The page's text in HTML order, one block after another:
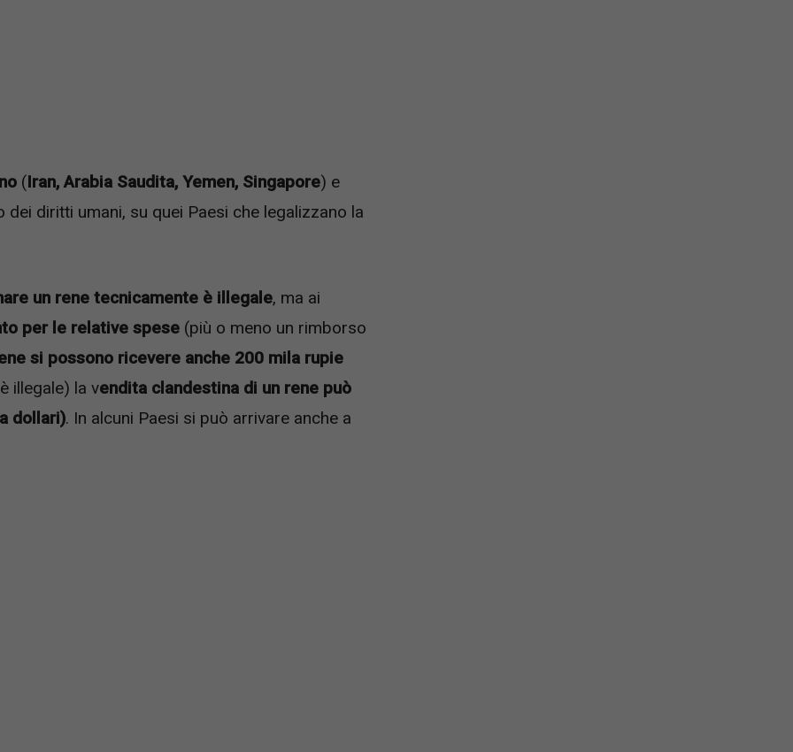
(Iran, Arabia Saudita, Yemen, Singapore) e
diritti umani, su quei Paesi che legalizzano la
un rene tecnicamente è illegale, ma ai
per le relative spese (più o meno un rimborso
si possono ricevere anche 200 mila rupie
illegale) la vendita clandestina di un rene può
dollari). In alcuni Paesi si può arrivare anche a